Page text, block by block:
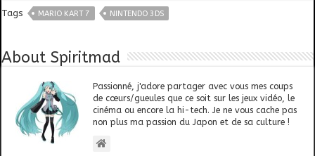
Tags MARIO KART 7 NINTENDO 3DS
About Spiritmad
Passionné, j'adore partager avec vous mes coups
de cœurs/gueules que ce soit sur les jeux vidéo, le
cinéma ou encore la hi-tech. Je ne vous cache pas
non plus ma passion du Japon et de sa culture !